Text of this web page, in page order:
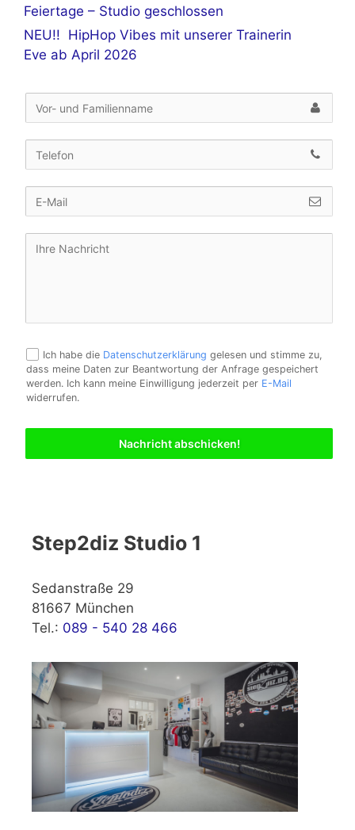
Feiertage – Studio geschlossen
NEU!! HipHop Vibes mit unserer Trainerin
Eve ab April 2026
Ich habe die Datenschutzerklärung gelesen und stimme zu,
dass meine Daten zur Beantwortung der Anfrage gespeichert
werden. Ich kann meine Einwilligung jederzeit per E-Mail
widerrufen.
Nachricht abschicken!
Step2diz Studio 1
Sedanstraße 29
81667 München
Tel.: 089 - 540 28 466